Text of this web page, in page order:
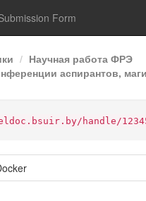
Form
Научная работа ФРЭ
аспирантов,
handle/